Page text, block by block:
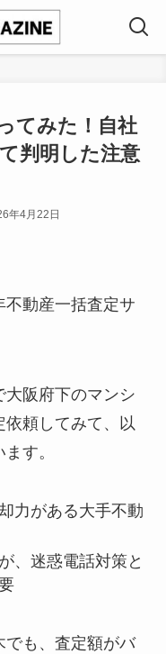
てみた！自社
判明した注意
年4月22日
動産一括査定サ
大阪府下のマンシ
依頼してみて、以
す。
力がある大手不動
、迷惑電話対策と
も、 査定額がバ